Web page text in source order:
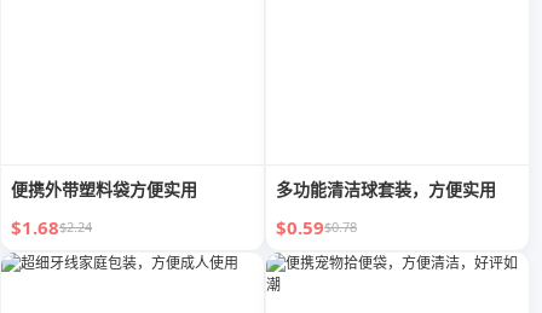
便携外带塑料袋方便实用
$1.68$2.24
多功能清洁球套装，方便实用
$0.59$0.78